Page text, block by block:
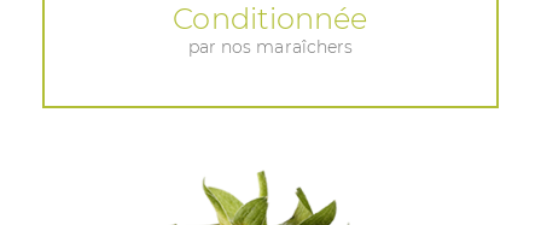
Conditionnée
par nos maraîchers